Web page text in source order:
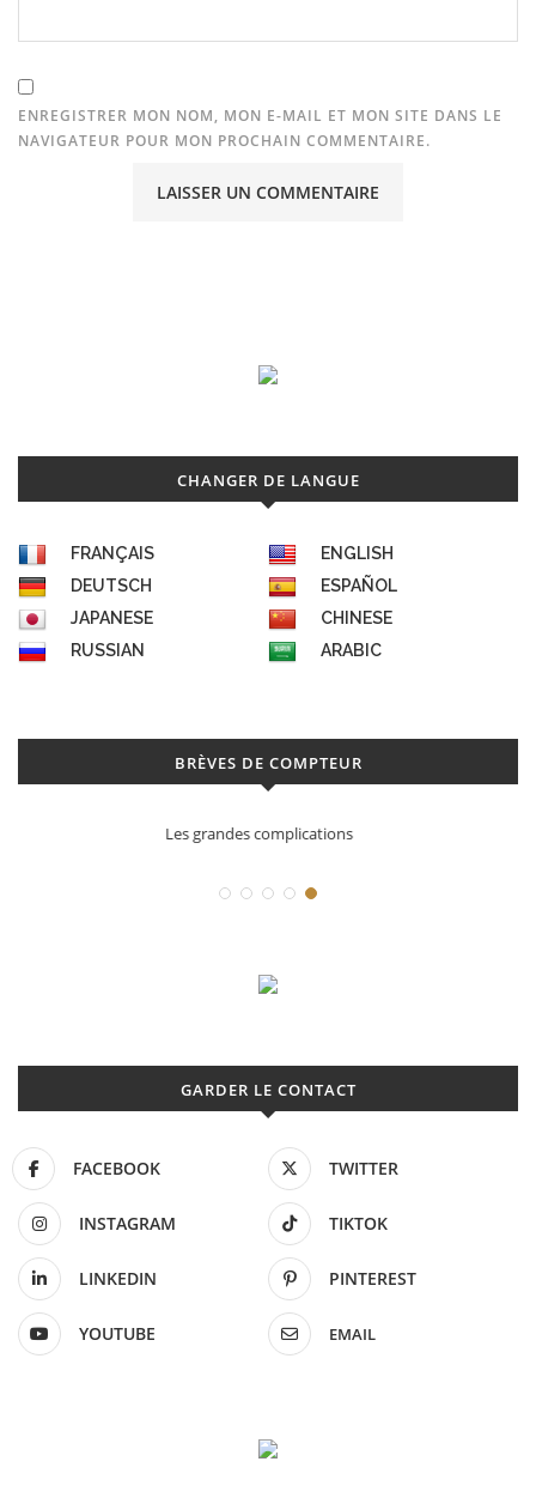
ENREGISTRER MON NOM, MON E-MAIL ET MON SITE DANS LE
NAVIGATEUR POUR MON PROCHAIN COMMENTAIRE.
CHANGER DE LANGUE
FRANÇAIS
ENGLISH
DEUTSCH
ESPAÑOL
JAPANESE
CHINESE
RUSSIAN
ARABIC
BRÈVES DE COMPTEUR
Déconstruction Parmigiani Fleurier
GARDER LE CONTACT
FACEBOOK TWITTER
INSTAGRAM TIKTOK
LINKEDIN PINTEREST
YOUTUBE EMAIL